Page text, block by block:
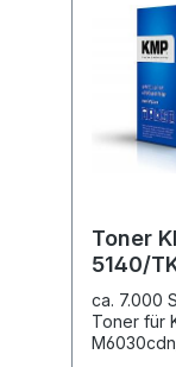
Toner
5140/
ca. 7.000
Toner für